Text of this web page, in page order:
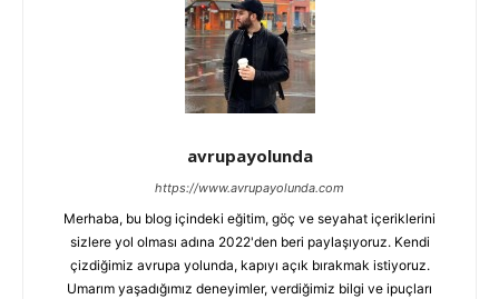
avrupayolunda
https://www.avrupayolunda.com
Merhaba, bu blog içindeki eğitim, göç ve seyahat içeriklerini
sizlere yol olması adına 2022'den beri paylaşıyoruz. Kendi
çizdiğimiz avrupa yolunda, kapıyı açık bırakmak istiyoruz.
Umarım yaşadığımız deneyimler, verdiğimiz bilgi ve ipuçları